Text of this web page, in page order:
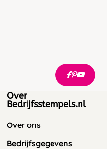
Over
Bedrijfsstempels.nl
Over ons
Bedrijfsgegevens